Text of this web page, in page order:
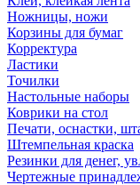
Ножницы, ножи
Корзины для бумаг
Корректура
Ластики
Точилки
Настольные наборы
Коврики на стол
Печати, оснастки,
Штемпельная краска
Резинки для денег,
Чертежные